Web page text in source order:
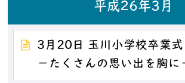
平成26年3月
3月20日 玉川小学校卒業
－たくさんの思い出を胸に